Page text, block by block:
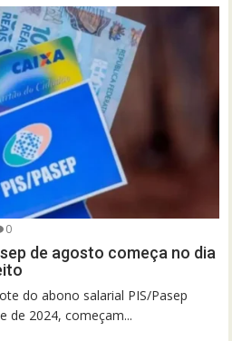
0
de agosto começa no dia
do abono salarial PIS/Pasep
de 2024, começam...